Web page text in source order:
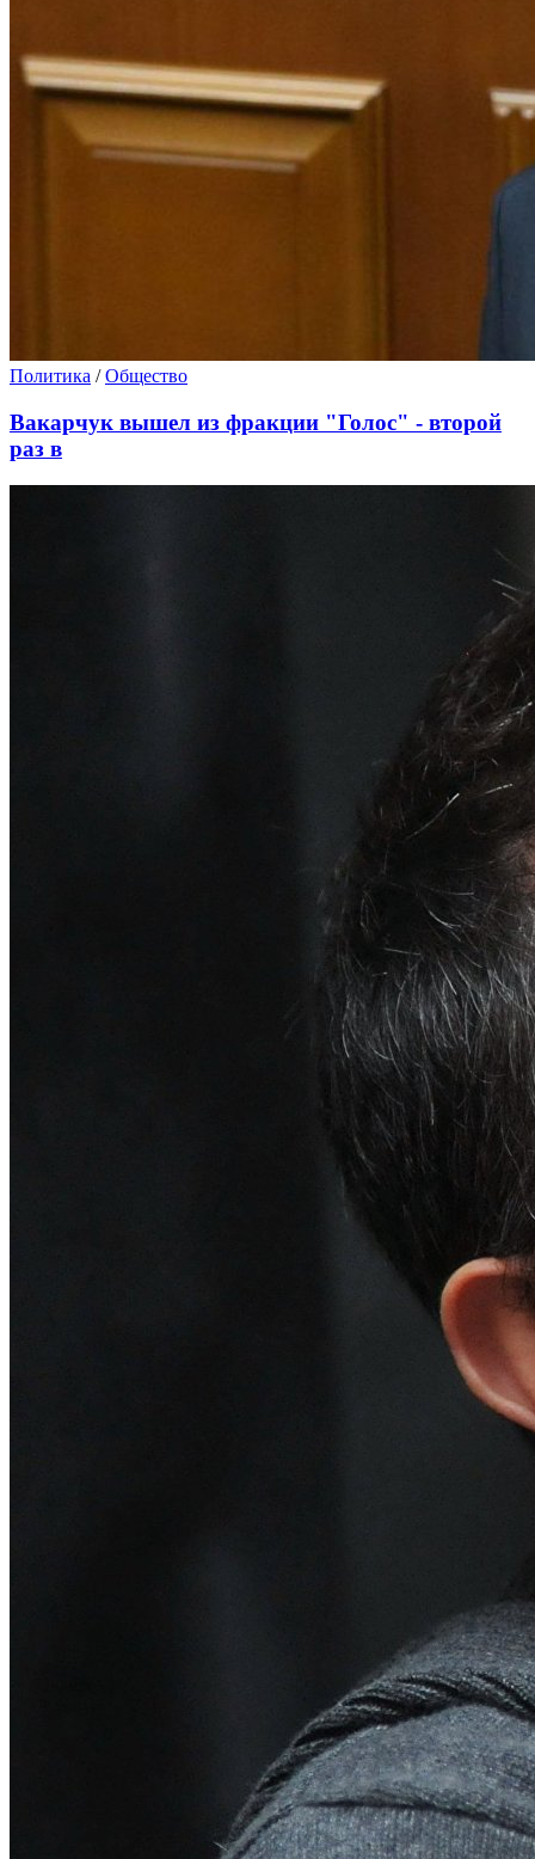
Политика /Общество
Вакарчук вышел из фракции "Голос" - второй
раз в